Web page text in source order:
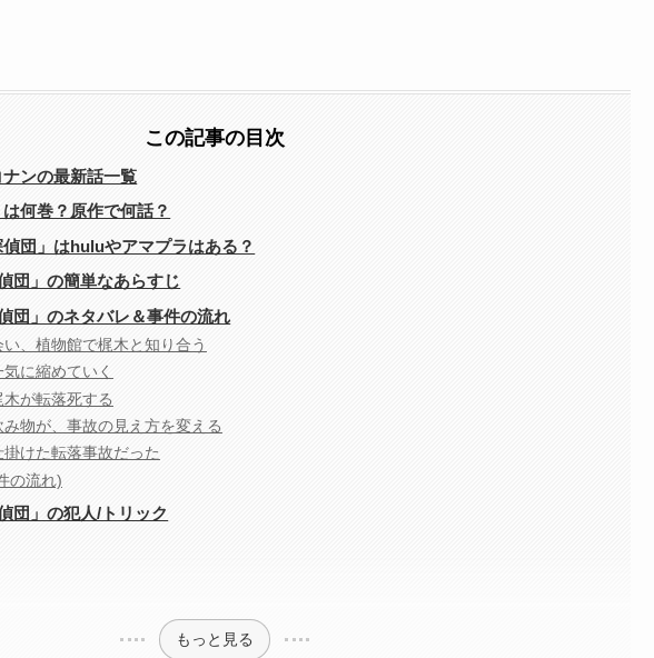
この記事の目次
ナンの最新話一覧
は何巻？原作で何話？
団」はhuluやアマプラはある？
団」の簡単なあらすじ
団」のネタバレ＆事件の流れ
、植物館で梶木と知り合う
に縮めていく
が転落死する
物が、事故の見え方を変える
けた転落事故だった
の流れ)
団」の犯人/トリック
もっと見る